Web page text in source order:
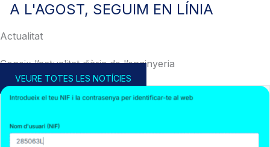
A L'AGOST, SEGUIM EN LÍNIA
Actualitat
Coneix l’actualitat diària de l’enginyeria
VEURE TOTES LES NOTÍCIES